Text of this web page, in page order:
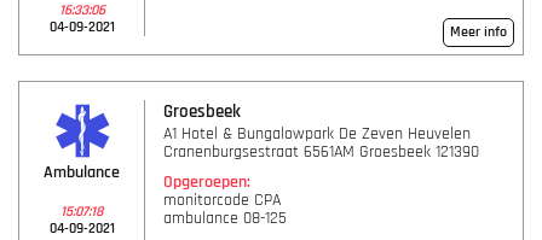
16:33:06
04-09-2021
Meer info
Ambulance
15:07:18
04-09-2021
Groesbeek
A1 Hotel & Bungalowpark De Zeven Heuvelen
Cranenburgsestraat 6561AM Groesbeek 121390
Opgeroepen:
monitorcode CPA
ambulance 08-125